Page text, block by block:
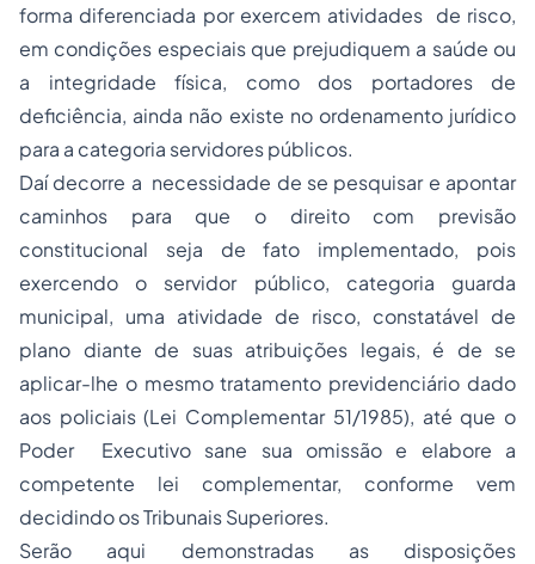
forma diferenciada por exercem atividades de risco,
em condições especiais que prejudiquem a saúde ou
a integridade física, como dos portadores de
deficiência, ainda não existe no ordenamento jurídico
para a categoria servidores públicos.
Daí decorre a necessidade de se pesquisar e apontar
caminhos para que o direito com previsão
constitucional seja de fato implementado, pois
exercendo o servidor público, categoria guarda
municipal, uma atividade de risco, constatável de
plano diante de suas atribuições legais, é de se
aplicar-lhe o mesmo tratamento previdenciário dado
aos policiais (Lei Complementar 51/1985), até que o
Poder Executivo sane sua omissão e elabore a
competente lei complementar, conforme vem
decidindo os Tribunais Superiores.
Serão aqui demonstradas as disposições